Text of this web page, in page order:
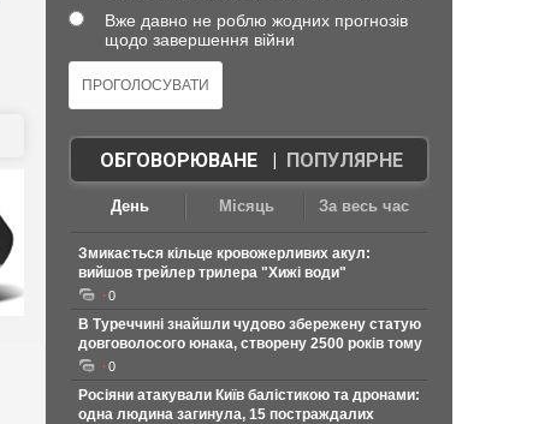
Вже давно не роблю жодних прогнозів
щодо завершення війни
ОБГОВОРЮВАНЕ| ПОПУЛЯРНЕ
День Місяць За весь час
Змикається кільце кровожерливих акул:
вийшов трейлер трилера "Хижі води"
0
В Туреччині знайшли чудово збережену статую
довговолосого юнака, створену 2500 років тому
0
Росіяни атакували Київ балістикою та дронами:
одна людина загинула, 15 постраждалих